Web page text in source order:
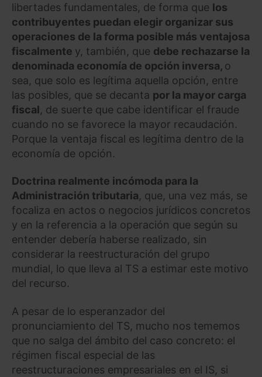
libertades fundamentales, de forma que los
contribuyentes puedan elegir organizar sus
operaciones de la forma posible más ventajosa
fiscalmente y, también, que debe rechazarse la
denominada economía de opción inversa, o
sea, que solo es legítima aquella opción, entre
las posibles, que se decanta por la mayor carga
fiscal, de suerte que cabe identificar el fraude
cuando no se favorece la mayor recaudación.
Porque la ventaja fiscal es legítima dentro de la
economía de opción.
Doctrina realmente incómoda para la
Administración tributaria, que, una vez más, se
focaliza en actos o negocios jurídicos concretos
y en la referencia a la operación que según su
entender debería haberse realizado, sin
considerar la reestructuración del grupo
mundial, lo que lleva al TS a estimar este motivo
del recurso.
A pesar de lo esperanzador del
pronunciamiento del TS, mucho nos tememos
que no salga del ámbito del caso concreto: el
régimen fiscal especial de las
reestructuraciones empresariales en el IS, si